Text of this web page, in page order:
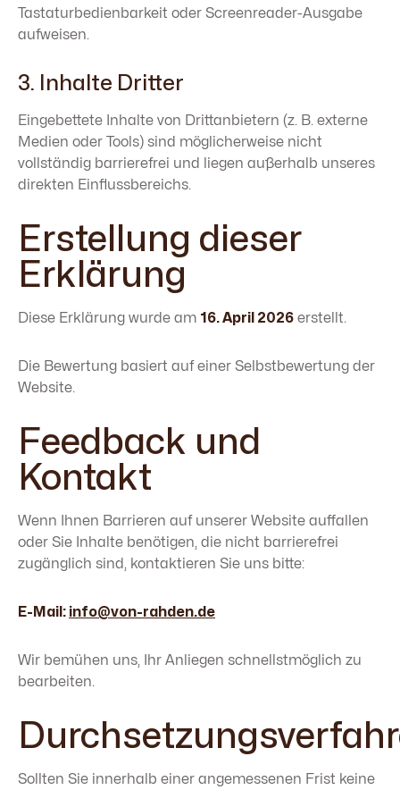
Tastaturbedienbarkeit oder Screenreader-Ausgabe
aufweisen.
3. Inhalte Dritter
Eingebettete Inhalte von Drittanbietern (z. B. externe
Medien oder Tools) sind möglicherweise nicht
vollständig barrierefrei und liegen außerhalb unseres
direkten Einflussbereichs.
Erstellung dieser
Erklärung
Diese Erklärung wurde am 16. April 2026 erstellt.
Die Bewertung basiert auf einer Selbstbewertung der
Website.
Feedback und
Kontakt
Wenn Ihnen Barrieren auf unserer Website auffallen
oder Sie Inhalte benötigen, die nicht barrierefrei
zugänglich sind, kontaktieren Sie uns bitte:
E-Mail: info@von-rahden.de
Wir bemühen uns, Ihr Anliegen schnellstmöglich zu
bearbeiten.
Sollten Sie innerhalb einer angemessenen Frist keine